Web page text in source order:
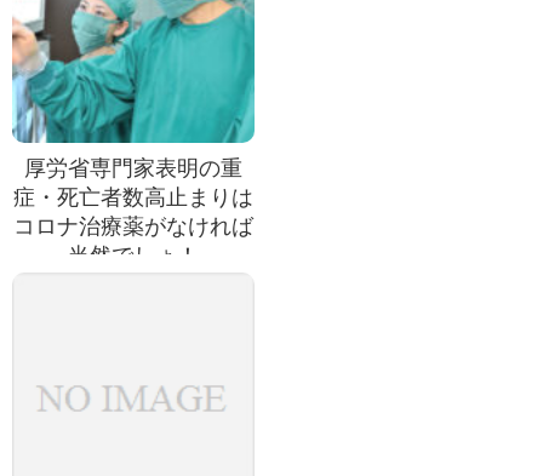
厚労省専門家表明の重
症・死亡者数高止まりは
コロナ治療薬がなければ
当然でしょ！